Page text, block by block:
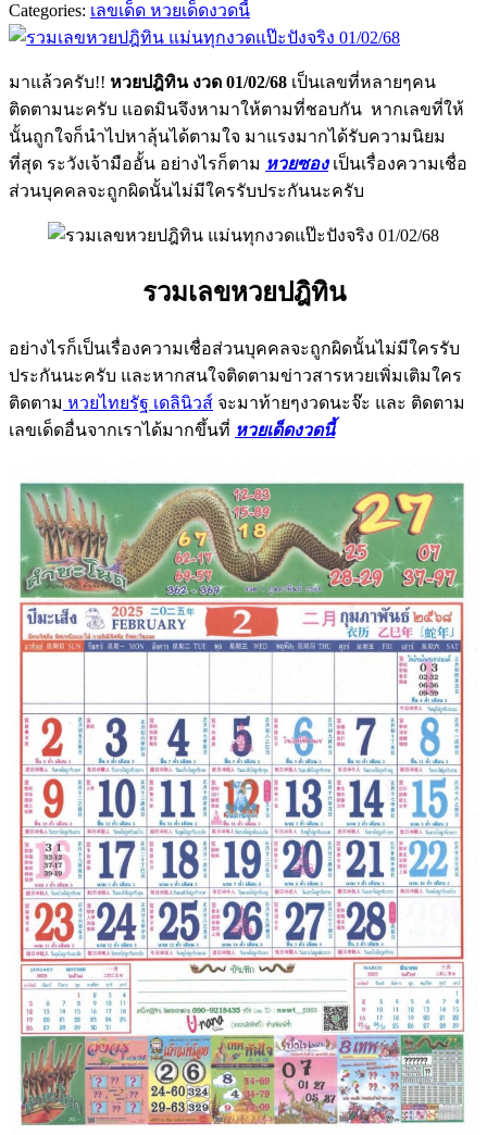
Categories: เลขเด็ด หวยเด็ดงวดนี้
มาแล้วครับ!! หวยปฎิทิน งวด 01/02/68 เป็นเลขที่หลายๆคน
ติดตามนะครับ แอดมินจึงหามาให้ตามที่ชอบกัน หากเลขที่ให้
นั้นถูกใจก็นำไปหาลุ้นได้ตามใจ มาแรงมากได้รับความนิยม
ที่สุด ระวังเจ้ามืออั้น อย่างไรก็ตาม หวยซองเป็นเรื่องความเชื่อ
ส่วนบุคคลจะถูกผิดนั้นไม่มีใครรับประกันนะครับ
รวมเลขหวยปฎิทิน
อย่างไรก็เป็นเรื่องความเชื่อส่วนบุคคลจะถูกผิดนั้นไม่มีใครรับ
ประกันนะครับ และหากสนใจติดตามข่าวสารหวยเพิ่มเติมใคร
ติดตาม หวยไทยรัฐ เดลินิวส์ จะมาท้ายๆงวดนะจ๊ะ และ ติดตาม
เลขเด็ดอื่นจากเราได้มากขึ้นที่ หวยเด็ดงวดนี้